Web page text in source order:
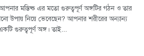
মস্তিষ্ক এর মতো গুরুত্বপূর্ণ অঙ্গটির গঠন ও তার
উপায় নিয়ে ভেবেছেন? আপনার শরীরের অন্যান্য
গুরুত্বপূর্ণ অঙ্গ। তাই...